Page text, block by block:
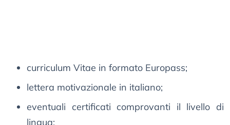
curriculum Vitae in formato Europass;
lettera motivazionale in italiano;
eventuali certificati comprovanti il livello di
lingua;